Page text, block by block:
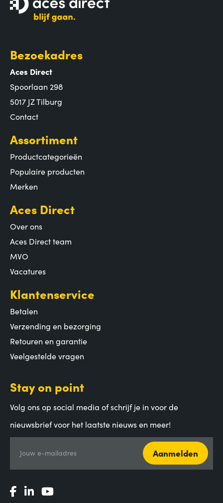
Bezoekadres
Aces Direct
Spoorlaan 298
5017 JZ Tilburg
Contact
Assortiment
Productcategorieën
Populaire producten
Merken
Aces Direct
Over ons
Aces Direct team
MVO
Vacatures
Klantenservice
Betalen
Verzending en bezorging
Retouren en garantie
Veelgestelde vragen
Stay on point
Volg ons op social media of schrijf je in voor de
nieuwsbrief voor het laatste nieuws en meer!
Jouw e-mailadres Aanmelden